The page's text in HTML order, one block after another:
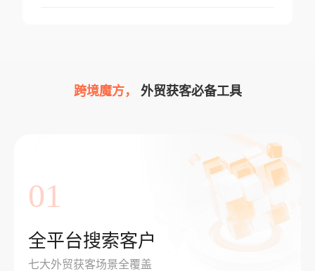
跨境魔方， 外贸获客必备工具
01
全平台搜索客户
七大外贸获客场景全覆盖